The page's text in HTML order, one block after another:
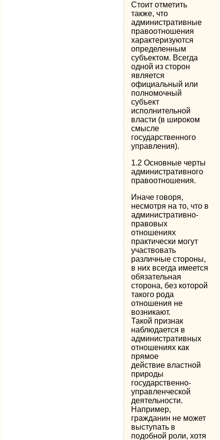
Стоит отметить
также, что
административные
правоотношения
характеризуются
определенным
субъектом. Всегда
одной из сторон
является
официальный или
полномочный
субъект
исполнительной
власти (в широком
смысле
государственного
управления).
1.2 Основные черты
административного
правоотношения.
Иначе говоря,
несмотря на то, что в
административно-
правовых
отношениях
практически могут
участвовать
различные стороны,
в них всегда имеется
обязательная
сторона, без которой
такого рода
отношения не
возникают.
Такой признак
наблюдается в
административных
отношениях как
прямое
действие властной
природы
государственно-
управленческой
деятельности.
Например,
гражданин не может
выступать в
подобной роли, хотя